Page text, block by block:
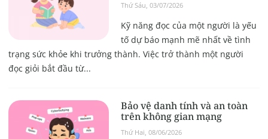
Thứ Sáu, 03/07/2026
Kỹ năng đọc của một người là yếu
tố dự báo mạnh mẽ nhất về tình
trạng sức khỏe khi trưởng thành. Việc trở thành một người
đọc giỏi bắt đầu từ...
Bảo vệ danh tính và an toàn
trên không gian mạng
Thứ Hai, 08/06/2026